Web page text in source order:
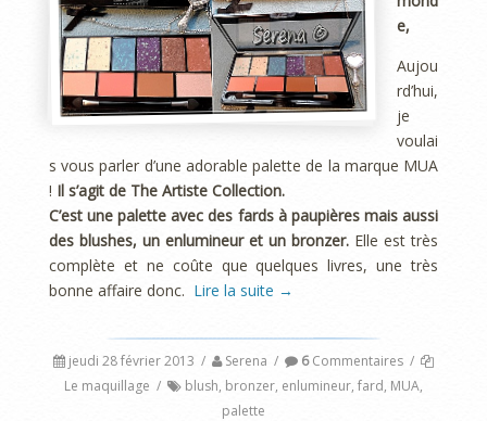
e,
Aujou
rd’hui,
je
voulai
s vous parler d’une adorable palette de la marque MUA
! Il s’agit de The Artiste Collection.
C’est une palette avec des fards à paupières mais aussi
des blushes, un enlumineur et un bronzer. Elle est très
complète et ne coûte que quelques livres, une très
bonne affaire donc. Lire la suite →
jeudi 28 février 2013 / Serena / 6Commentaires /
Le maquillage / blush, bronzer, enlumineur, fard, MUA,
palette